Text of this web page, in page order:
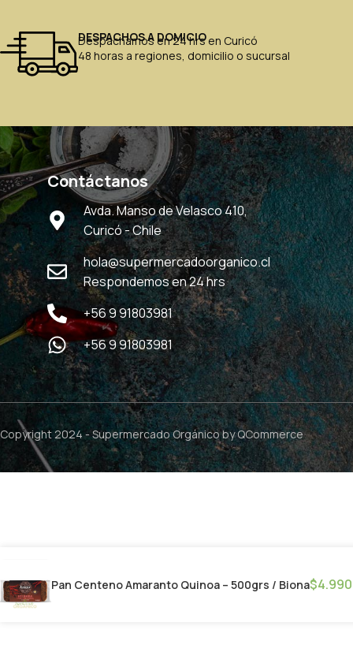
DESPACHOS A DOMICIO
Despachamos en 24 hrs en Curicó
48 horas a regiones, domicilio o sucursal
Contáctanos
Avda. Manso de Velasco 410,
Curicó - Chile
hola@supermercadoorganico.cl
Respondemos en 24 hrs
+56 9 91803981
+56 9 91803981
Copyright 2024 -Supermercado Orgánicoby QCommerce
Pan Centeno Amaranto Quinoa – 500grs / Biona$4.990